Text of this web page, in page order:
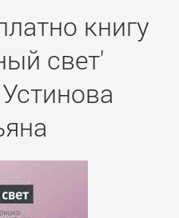
книгу
свет'